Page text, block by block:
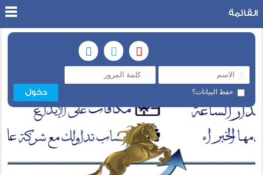
حفظ البيانات؟
القائمة